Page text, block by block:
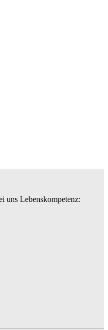
uns Lebenskompetenz: